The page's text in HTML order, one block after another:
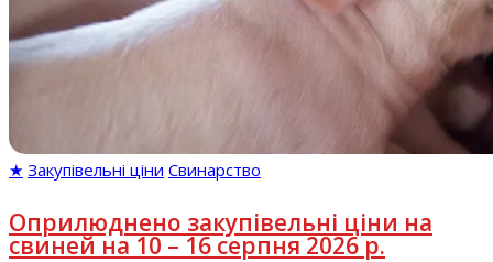
★ Закупівельні ціни Свинарство
Оприлюднено закупівельні ціни на
свиней на 10 – 16 серпня 2026 р.